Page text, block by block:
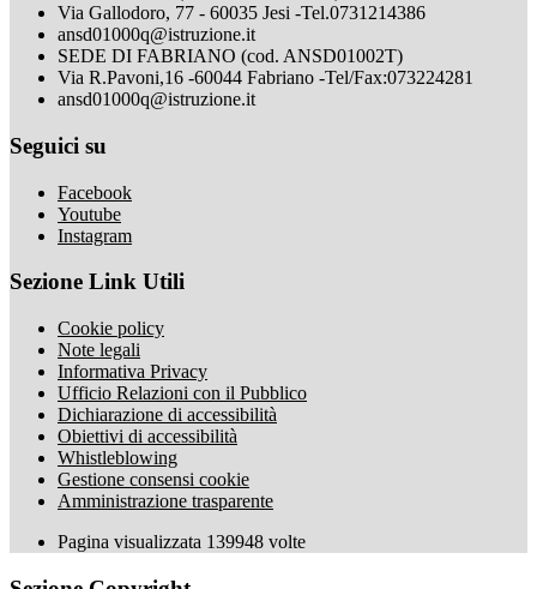
Via Gallodoro, 77 - 60035 Jesi -Tel.0731214386
ansd01000q@istruzione.it
SEDE DI FABRIANO (cod. ANSD01002T)
Via R.Pavoni,16 -60044 Fabriano -Tel/Fax:073224281
ansd01000q@istruzione.it
Seguici su
Facebook
Youtube
Instagram
Sezione Link Utili
Cookie policy
Note legali
Informativa Privacy
Ufficio Relazioni con il Pubblico
Dichiarazione di accessibilità
Obiettivi di accessibilità
Whistleblowing
Gestione consensi cookie
Amministrazione trasparente
Pagina visualizzata 139948 volte